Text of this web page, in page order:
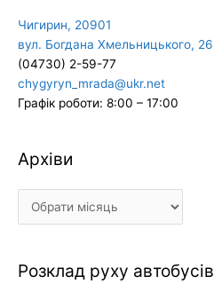
Чигирин, 20901
вул. Богдана Хмельницького, 26
(04730) 2-59-77
chygyryn_mrada@ukr.net
Графік роботи: 8:00 – 17:00
Архіви
Архіви
Розклад руху автобусів